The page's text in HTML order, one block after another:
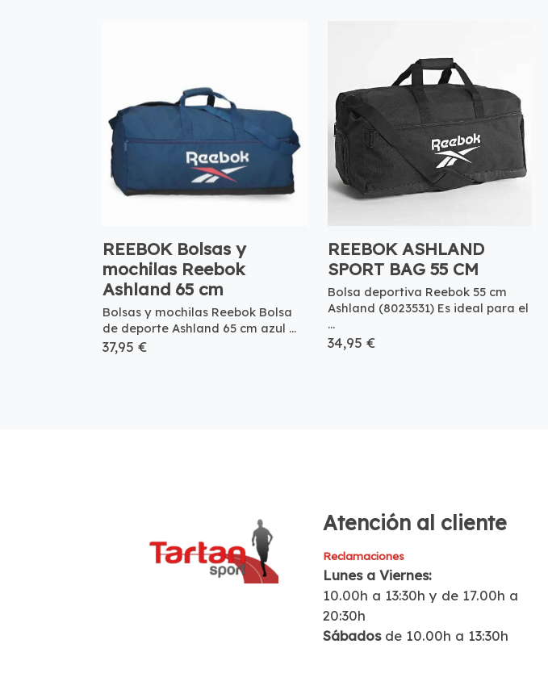
REEBOK Bolsas y
mochilas Reebok
Ashland 65 cm
Bolsas y mochilas Reebok Bolsa
de deporte Ashland 65 cm azul ...
37,95 €
REEBOK ASHLAND
SPORT BAG 55 CM
Bolsa deportiva Reebok 55 cm
Ashland (8023531) Es ideal para el
...
34,95 €
Atención al cliente
Reclamaciones
Lunes a Viernes:
10.00h a 13:30h y de 17.00h a
20:30h
Sábados de 10.00h a 13:30h